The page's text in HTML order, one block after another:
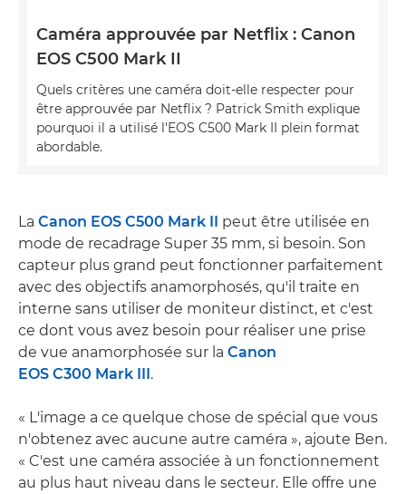
Caméra approuvée par Netflix : Canon
EOS C500 Mark II
Quels critères une caméra doit-elle respecter pour
être approuvée par Netflix ? Patrick Smith explique
pourquoi il a utilisé l'EOS C500 Mark II plein format
abordable.
La Canon EOS C500 Mark II peut être utilisée en
mode de recadrage Super 35 mm, si besoin. Son
capteur plus grand peut fonctionner parfaitement
avec des objectifs anamorphosés, qu'il traite en
interne sans utiliser de moniteur distinct, et c'est
ce dont vous avez besoin pour réaliser une prise
de vue anamorphosée sur la Canon
EOS C300 Mark III.
« L'image a ce quelque chose de spécial que vous
n'obtenez avec aucune autre caméra », ajoute Ben.
« C'est une caméra associée à un fonctionnement
au plus haut niveau dans le secteur. Elle offre une